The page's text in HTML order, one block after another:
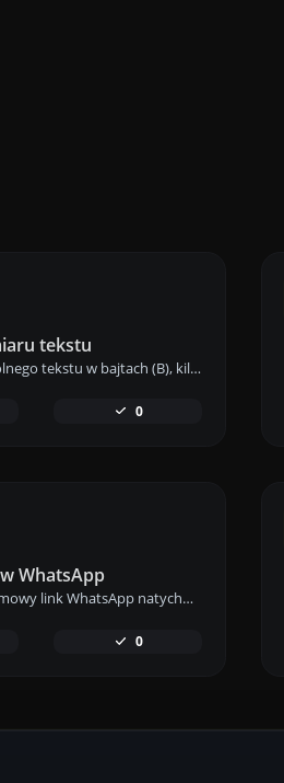
tekstu
Oblicz rozmiar dowolnego tekstu w bajtach (B), kilobajtach (KB) lub megabajtach (MB) za pomocą naszego narzędzia do obliczania rozmiaru tekstu.
0
WhatsApp
Wygeneruj swój darmowy link WhatsApp natychmiast za pomocą naszego Generatora Linków WhatsApp. Dodaj niestandardową wiadomość i rozpocznij czaty jednym kliknięciem – bez logowania i kodowania.
0